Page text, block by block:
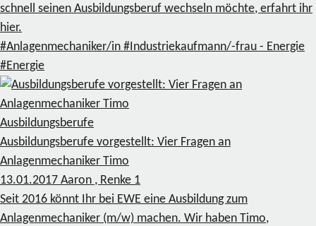
schnell seinen Ausbildungsberuf wechseln möchte, erfahrt ihr
hier.
#Anlagenmechaniker/in #Industriekaufmann/-frau - Energie
#Energie
Ausbildungsberufe
Ausbildungsberufe vorgestellt: Vier Fragen an
Anlagenmechaniker Timo
13.01.2017 Aaron , Renke 1
Seit 2016 könnt Ihr bei EWE eine Ausbildung zum
Anlagenmechaniker (m/w) machen. Wir haben Timo,